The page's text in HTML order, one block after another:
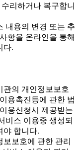
리하거나 복구합니
내용의 변경 또는 추
항을 온라인을 통해
다.
의 개인정보보호
용촉진등에 관한 법
용신청시 제공받는
비스 이용중 생성되
야 합니다.
보호에 관한 관리